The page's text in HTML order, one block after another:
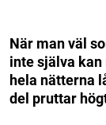
När man väl
inte själva kan
hela nätterna
del pruttar